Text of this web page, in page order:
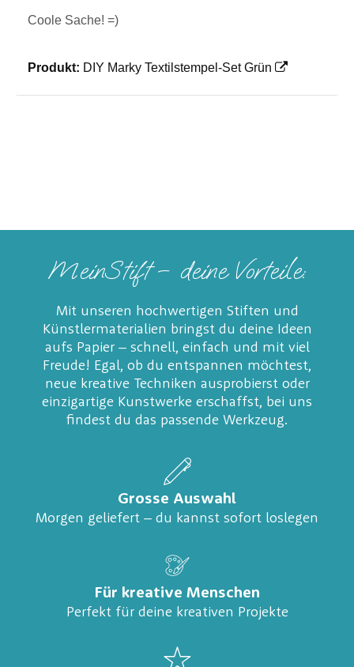
Coole Sache! =)
Produkt: DIY Marky Textilstempel-Set Grün
MeinStift – deine Vorteile:
Mit unseren hochwertigen Stiften und
Künstlermaterialien bringst du deine Ideen
aufs Papier – schnell, einfach und mit viel
Freude! Egal, ob du entspannen möchtest,
neue kreative Techniken ausprobierst oder
einzigartige Kunstwerke erschaffst, bei uns
findest du das passende Werkzeug.
Grosse Auswahl
Morgen geliefert – du kannst sofort loslegen
Für kreative Menschen
Perfekt für deine kreativen Projekte